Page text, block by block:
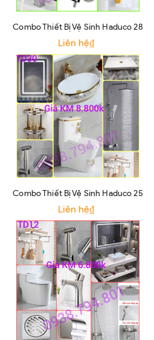
Combo Thiết Bị Vệ Sinh Haduco 28
Liên hệ₫
Combo Thiết Bị Vệ Sinh Haduco 25
Liên hệ₫